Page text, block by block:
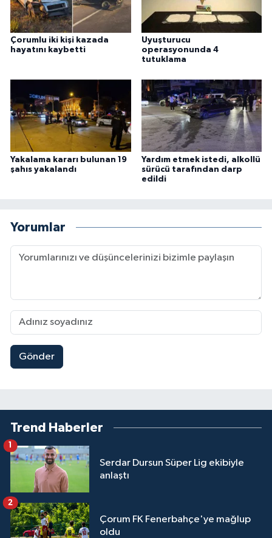
Çorumlu iki kişi kazada
hayatını kaybetti
Uyuşturucu
operasyonunda 4
tutuklama
Yakalama kararı bulunan 19
şahıs yakalandı
Yardım etmek istedi, alkollü
sürücü tarafından darp
edildi
Yorumlar
Gönder
Trend Haberler
Serdar Dursun Süper Lig ekibiyle
anlaştı
Çorum FK Fenerbahçe'ye mağlup
oldu
2